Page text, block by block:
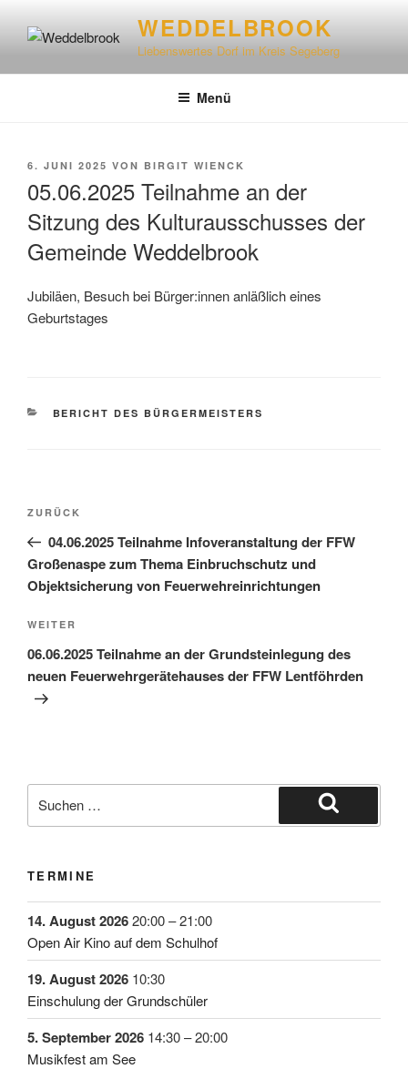
WEDDELBROOK
Liebenswertes Dorf im Kreis Segeberg
Menü
6. JUNI 2025 VON BIRGIT WIENCK
05.06.2025 Teilnahme an der
Sitzung des Kulturausschusses der
Gemeinde Weddelbrook
Jubiläen, Besuch bei Bürger:innen anläßlich eines
Geburtstages
BERICHT DES BÜRGERMEISTERS
ZURÜCK
04.06.2025 Teilnahme Infoveranstaltung der FFW
Großenaspe zum Thema Einbruchschutz und
Objektsicherung von Feuerwehreinrichtungen
WEITER
06.06.2025 Teilnahme an der Grundsteinlegung des
neuen Feuerwehrgerätehauses der FFW Lentföhrden
TERMINE
14. August 202620:00–21:00
Open Air Kino auf dem Schulhof
19. August 2026 10:30
Einschulung der Grundschüler
5. September 2026 14:30–20:00
Musikfest am See